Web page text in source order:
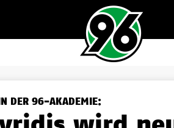
DER 96-AKADEMIE: